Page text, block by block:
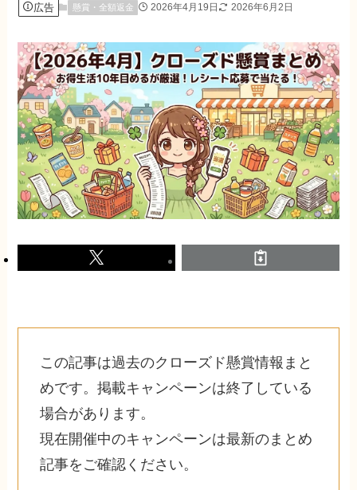
広告 懸賞・全額返金 2026年4月19日 2026年6月2日
この記事は過去のクローズド懸賞情報まと
めです。掲載キャンペーンは終了している
場合があります。
現在開催中のキャンペーンは最新のまとめ
記事をご確認ください。